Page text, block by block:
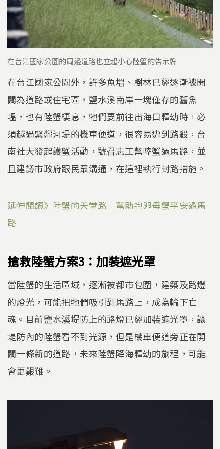
在台江國家公園的周邊道路也立起小心陸蟹的告示牌
在台江國家公園外，許多魚塭、樹林已經逐漸被開
闢為道路或住宅區，鹽水溪南岸一塊僅存的舊魚
塭，也有陸蟹棲息，牠們要前往出海口釋幼時，必
須越過緊鄰河堤的機車便道，很容易遭到路殺，台
南社大發起護蟹活動，號召志工幫陸蟹過馬路，並
且建議市政府跟民眾溝通，在這裡執行封路措施。
延伸閱讀》陸蟹的天堂路｜幫助抱卵母蟹平安過馬
路
搶救陸蟹方案3：加裝遮光罩
當陸蟹的生活區域，逐漸被都市包圍，建築及路燈
的燈光，可能把牠們吸引到馬路上，成為輪下亡
魂。目前鹽水溪堤防上的路燈已經加裝遮光罩，讓
堤防內的陸蟹看不到光源，但是機車便道旁正在開
闢一條新的道路，未來陸蟹降海釋幼的旅程，可能
會更艱難。